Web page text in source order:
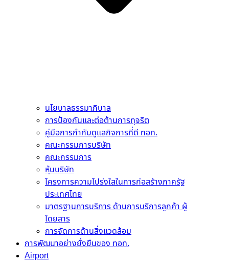
นโยบาลธรรมาภิบาล
การป้องกันและต่อต้านการทุจริต
คู่มือการกำกับดูแลกิจการที่ดี ทอท.
คณะกรรมการบริษัท
คณะกรรมการ
หุ้นบริษัท
โครงการความโปร่งใสในการก่อสร้างภาครัฐ
ประเทศไทย
มาตรฐานการบริการ ด้านการบริการลูกค้า ผู้
โดยสาร
การจัดการด้านสิ่งแวดล้อม
การพัฒนาอย่างยั่งยืนของ ทอท.
Airport